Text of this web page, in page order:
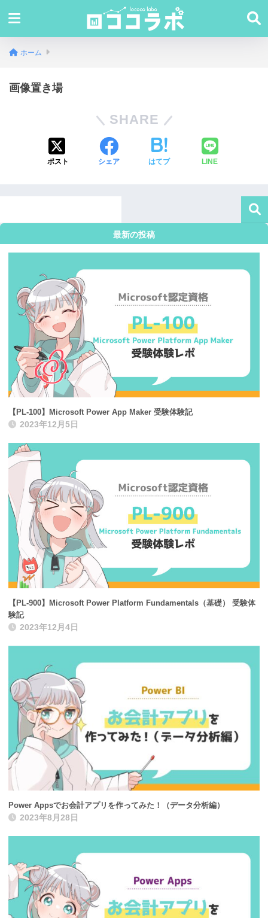
ホーム
画像置き場
SHARE
ポスト シェア はてブ LINE
最新の投稿
【PL-100】Microsoft Power App Maker 受験体験記
2023年12月5日
【PL-900】Microsoft Power Platform Fundamentals（基礎） 受験体
験記
2023年12月4日
Power Appsでお会計アプリを作ってみた！（データ分析編）
2023年8月28日